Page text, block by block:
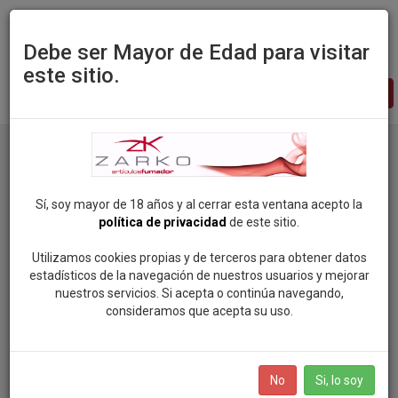
Debe ser Mayor de Edad para visitar
este sitio.
Sí, soy mayor de 18 años y al cerrar esta ventana acepto la
política de privacidad de este sitio.
Utilizamos cookies propias y de terceros para obtener datos
estadísticos de la navegación de nuestros usuarios y mejorar
nuestros servicios. Si acepta o continúa navegando,
consideramos que acepta su uso.
No Si, lo soy
Zarko
pagina
Productos
Categoria: CIG. ELECTRONICOS Y LIQUIDOS
ROCK SOUL POP